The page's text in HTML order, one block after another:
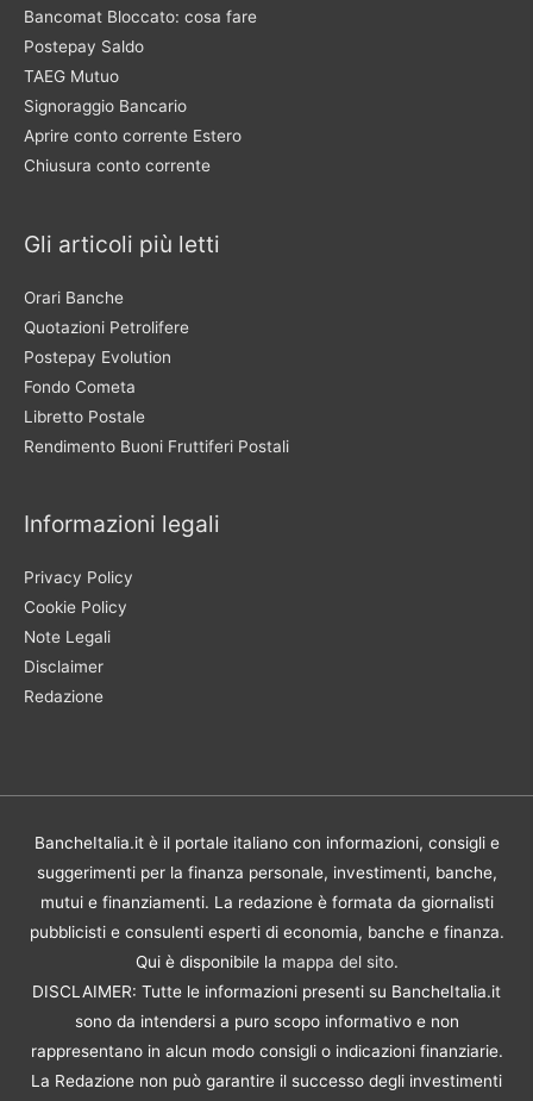
Bancomat Bloccato: cosa fare
Postepay Saldo
TAEG Mutuo
Signoraggio Bancario
Aprire conto corrente Estero
Chiusura conto corrente
Gli articoli più letti
Orari Banche
Quotazioni Petrolifere
Postepay Evolution
Fondo Cometa
Libretto Postale
Rendimento Buoni Fruttiferi Postali
Informazioni legali
Privacy Policy
Cookie Policy
Note Legali
Disclaimer
Redazione
BancheItalia.it è il portale italiano con informazioni, consigli e
suggerimenti per la finanza personale, investimenti, banche,
mutui e finanziamenti. La redazione è formata da giornalisti
pubblicisti e consulenti esperti di economia, banche e finanza.
Qui è disponibile la mappa del sito.
DISCLAIMER: Tutte le informazioni presenti su BancheItalia.it
sono da intendersi a puro scopo informativo e non
rappresentano in alcun modo consigli o indicazioni finanziarie.
La Redazione non può garantire il successo degli investimenti